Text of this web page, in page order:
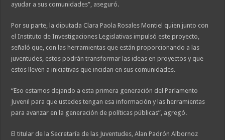
ayudar a sus comunidades”, aseguró.
Por su parte, la diputada Clara Paola Rosales Montiel quien junto con
el Instituto de Investigaciones Legislativas impulsó este proyecto,
señaló que, con las herramientas que están proporcionando a las
juventudes, estos podrán transformar las ideas en proyectos y que
estos lleven a iniciativas que incidan en sus comunidades.
“Eso estamos dejando a esta primera generación del Parlamento
Juvenil para que ustedes tengan esa información y las herramientas
para avanzar en la generación de políticas públicas”, agregó.
El titular de la Secretaría de las Juventudes, Alan Padrón Albornoz